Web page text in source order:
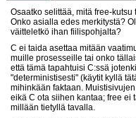
Osaatko selittää, mitä free-
Onko asialla edes merkitystä?
väitteletkö ihan fiilispohjalta?
C ei taida asettaa mitään
muille prosesseille tai onko
että tämä tapahtuisi C:ssä
"deterministisesti" (käytit kyllä
mihinkään faktaan.
eikä C ota siihen kantaa; free ei
millään tietyllä tavalla.